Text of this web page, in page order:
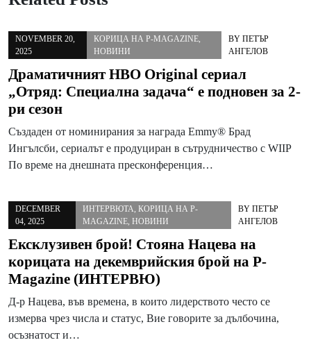
NOVEMBER 20,
2025
КОРИЦА НА P-MAGAZINE,
НОВИНИ
BY ПЕТЪР
АНГЕЛОВ
Драматичният HBO Original сериал
„Отряд: Специална задача“ е подновен за 2-
ри сезон
Създаден от номинирания за награда Emmy® Брад
Ингълсби, сериалът е продуциран в сътрудничество с WIIP
По време на днешната пресконференция…
DECEMBER
04, 2025
ИНТЕРВЮТА,КОРИЦА НА P-
MAGAZINE,НОВИНИ
BYПЕТЪР
АНГЕЛОВ
Ексклузивен брой! Стояна Нацева на
корицата на декемврийския брой на P-
Magazine (ИНТЕРВЮ)
Д-р Нацева, във времена, в които лидерството често се
измерва чрез числа и статус, Вие говорите за дълбочина,
осъзнатост и…